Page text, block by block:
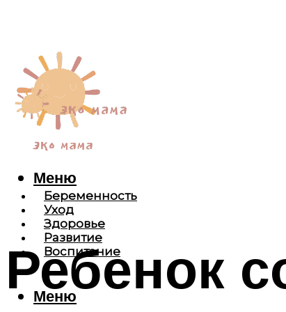
Беременность
Уход
Здоровье
Развитие
Воспитание
Меню
Меню
Ребенок